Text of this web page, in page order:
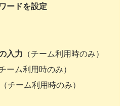
ードを設定
入力 （チーム利用時のみ）
ーム利用時のみ）
（チーム利用時のみ）